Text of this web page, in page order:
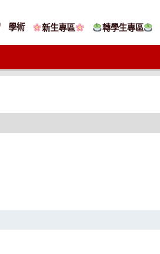
學術 新生專區 轉學生專區